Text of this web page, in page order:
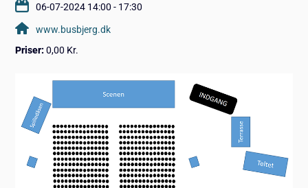
06-07-2024 14:00 - 17:30
www.busbjerg.dk
Priser: 0,00 Kr.